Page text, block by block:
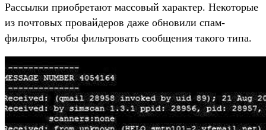
Рассылки приобретают массовый характер. Некоторые
из почтовых провайдеров даже обновили спам-
фильтры, чтобы фильтровать сообщения такого типа.